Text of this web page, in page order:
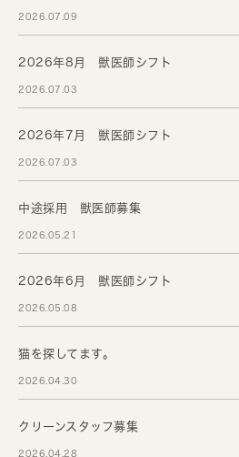
2026.07.09
2026年8月 獣医師シフト
2026.07.03
2026年7月 獣医師シフト
2026.07.03
中途採用 獣医師募集
2026.05.21
2026年6月 獣医師シフト
2026.05.08
猫を探してます。
2026.04.30
クリーンスタッフ募集
2026.04.28